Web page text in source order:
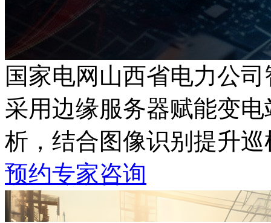
国家电网山西省电力公
采用边缘服务器赋能变电站现
析，结合图像识别提
预约专家咨询